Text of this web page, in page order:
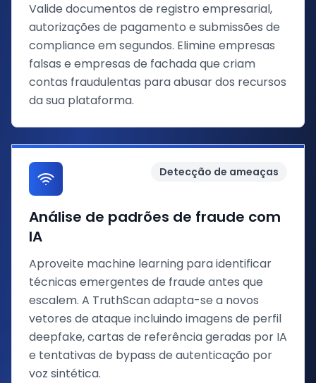
Valide documentos de registro empresarial,
autorizações de pagamento e submissões de
compliance em segundos. Elimine empresas
falsas e empresas de fachada que criam
contas fraudulentas para abusar dos recursos
da sua plataforma.
Detecção de ameaças
Análise de padrões de fraude com
IA
Aproveite machine learning para identificar
técnicas emergentes de fraude antes que
escalem. A TruthScan adapta-se a novos
vetores de ataque incluindo imagens de perfil
deepfake, cartas de referência geradas por IA
e tentativas de bypass de autenticação por
voz sintética.